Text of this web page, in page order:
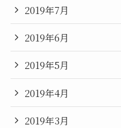
2019年7月
2019年6月
2019年5月
2019年4月
2019年3月